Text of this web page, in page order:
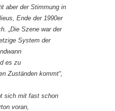
aber der Stimmung in
Ende der 1990er
„Die Szene war der
System der
es zu
Zuständen kommt“,
sich mit fast schon
voran,